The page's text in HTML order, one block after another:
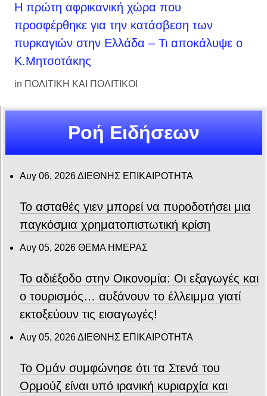
Η πρώτη αφρικανική χώρα που
προσφέρθηκε για την κατάσβεση των
πυρκαγιών στην Ελλάδα – Τι αποκάλυψε ο
Κ.Μητσοτάκης
in ΠΟΛΙΤΙΚΗ ΚΑΙ ΠΟΛΙΤΙΚΟΙ
Ροή Ειδήσεων
Αυγ 06, 2026ΔΙΕΘΝΗΣ ΕΠΙΚΑΙΡΟΤΗΤΑ
Το ασταθές γιεν μπορεί να πυροδοτήσει μια
παγκόσμια χρηματοπιστωτική κρίση
Αυγ 05, 2026 ΘΕΜΑ ΗΜΕΡΑΣ
Το αδιέξοδο στην Οικονομία: Οι εξαγωγές και
ο τουρισμός… αυξάνουν το έλλειμμα γιατί
εκτοξεύουν τις εισαγωγές!
Αυγ 05, 2026ΔΙΕΘΝΗΣ ΕΠΙΚΑΙΡΟΤΗΤΑ
Το Ομάν συμφώνησε ότι τα Στενά του
Ορμούζ είναι υπό ιρανική κυριαρχία και